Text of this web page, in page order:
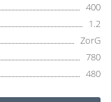
400
1.2
ZorG
780
480